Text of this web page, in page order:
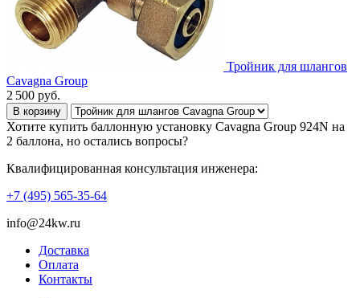
Тройник для шлангов
Cavagna Group
2 500 руб.
В корзину
Хотите купить баллонную установку Cavagna Group 924N на
2 баллона, но остались вопросы?
Квалифицированная консультация инженера:
+7 (495) 565-35-64
info@24kw.ru
Доставка
Оплата
Контакты